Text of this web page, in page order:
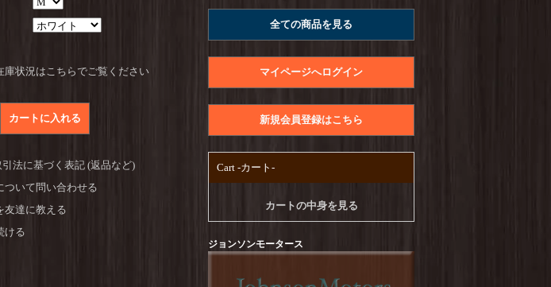
状況はこちらでご覧ください
法に基づく表記 (返品など)
ついて問い合わせる
友達に教える
ける
A.U.G. : Raffy Jersey Utility Teeを更新しまし
UNIVERSAL STYLE WEAR : Heavy Weight
を更新しました！
free rage : Recycle Cotton【Craftsman Official
Logo Ver,】Print Teeを更新しました！
TURN ME ON :【CA SCRAP BOOK#1】S/S-
TURN ME ON :【TUUUUEON】S/S-Teeを更
新しました！
全ての商品を見る
マイページへログイン
新規会員登録はこちら
Cart -カート-
カートの中身を見る
ジョンソンモータース